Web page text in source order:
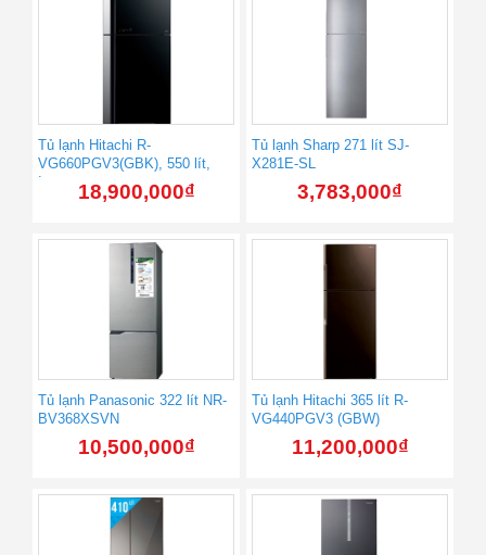
Tủ lạnh Hitachi R-
VG660PGV3(GBK), 550 lít,
Inverter18,900,000₫
Tủ lạnh Sharp 271 lít SJ-
X281E-SL
3,783,000₫
Tủ lạnh Panasonic 322 lít NR-
BV368XSVN
10,500,000₫
Tủ lạnh Hitachi 365 lít R-
VG440PGV3 (GBW)
11,200,000₫